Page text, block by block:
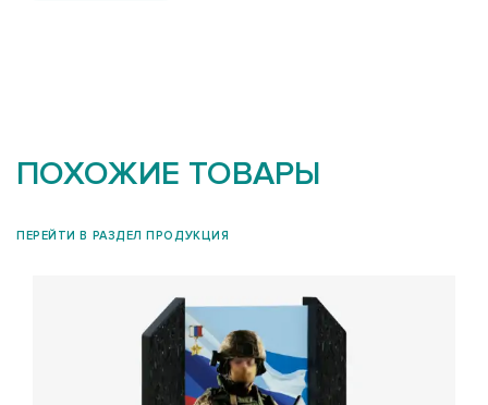
ПОХОЖИЕ ТОВАРЫ
ПЕРЕЙТИ В РАЗДЕЛ ПРОДУКЦИЯ